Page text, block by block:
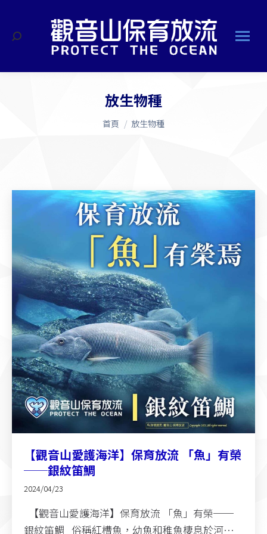
搜
放生物種
您在這裡：
首頁 放生物種
【觀音山愛護海洋】保育放流 「魚」有榮
──銀紋笛鯛
2024/04/23
【觀音山愛護海洋】保育放流 「魚」有榮──
銀紋笛鯛 俗稱紅槽魚，幼魚和稚魚棲息於河…